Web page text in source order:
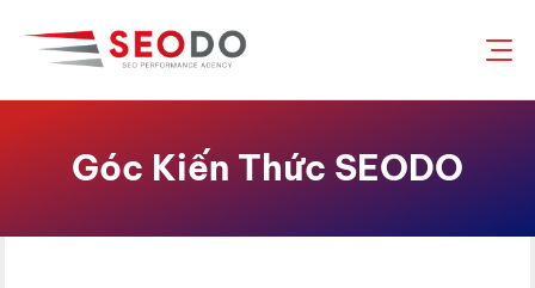
đến
Góc Kiến Thức SEODO